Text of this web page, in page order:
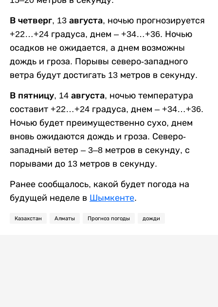
В четверг, 13 августа, ночью прогнозируется
+22…+24 градуса, днем – +34…+36. Ночью
осадков не ожидается, а днем возможны
дождь и гроза. Порывы северо-западного
ветра будут достигать 13 метров в секунду.
В пятницу, 14 августа, ночью температура
составит +22…+24 градуса, днем – +34…+36.
Ночью будет преимущественно сухо, днем
вновь ожидаются дождь и гроза. Северо-
западный ветер – 3–8 метров в секунду, с
порывами до 13 метров в секунду.
Ранее сообщалось, какой будет погода на
будущей неделе в Шымкенте.
Казахстан Алматы Прогноз погоды дожди